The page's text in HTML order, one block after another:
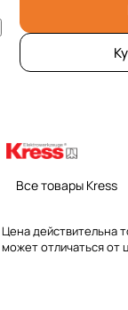
Все товары Kress
Цена действительна
может отличаться от